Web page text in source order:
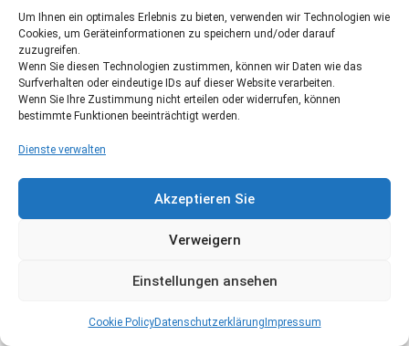
Um Ihnen ein optimales Erlebnis zu bieten, verwenden wir Technologien wie
Cookies, um Geräteinformationen zu speichern und/oder darauf
zuzugreifen.
Wenn Sie diesen Technologien zustimmen, können wir Daten wie das
Surfverhalten oder eindeutige IDs auf dieser Website verarbeiten.
Wenn Sie Ihre Zustimmung nicht erteilen oder widerrufen, können
bestimmte Funktionen beeinträchtigt werden.
Dienste verwalten
Akzeptieren Sie
Verweigern
Einstellungen ansehen
Cookie PolicyDatenschutzerklärung Impressum